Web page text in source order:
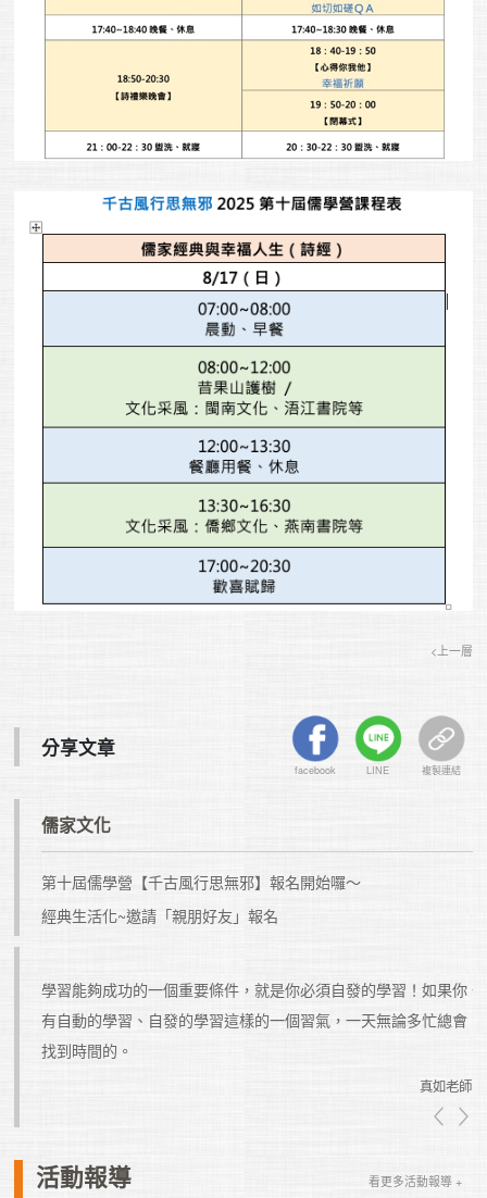
儒家文化
第十屆儒學營【千古風行思無邪】報名開始囉～
經典生活化~邀請「親朋好友」報名
分享文章
facebook LINE 複製連結
<上一層
如老師
學習能夠成功的一個重要條件，就是你必須自發的學習！如果你
有自動的學習、自發的學習這樣的一個習氣，一天無論多忙總會
找到時間的。
真如老師
活動報導 看更多活動報導 +